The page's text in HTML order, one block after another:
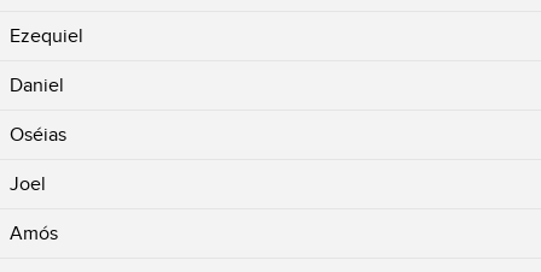
Ezequiel
Daniel
Oséias
Joel
Amós